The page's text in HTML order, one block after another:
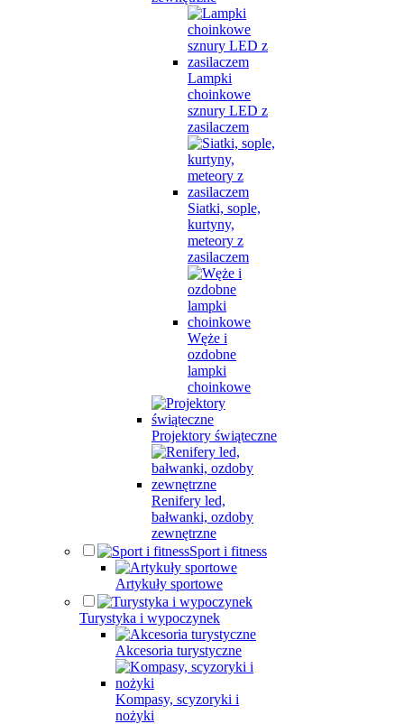
Lampki
choinkowe
sznury LED z
zasilaczem
Siatki, sople,
kurtyny,
meteory z
zasilaczem
Węże i
ozdobne
lampki
choinkowe
Projektory świąteczne
Renifery led,
bałwanki, ozdoby
zewnętrzne
Sport i fitness
Artykuły sportowe
Turystyka i wypoczynek
Akcesoria turystyczne
Kompasy, scyzoryki i
nożyki